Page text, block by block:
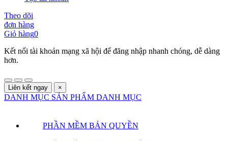
Theo dõi
đơn hàng
Giỏ hàng0
Kết nối tài khoản mạng xã hội để đăng nhập nhanh chóng, dễ dàng
hơn.
Liên kết ngay ×
DANH MỤC SẢN PHẨM DANH MỤC
PHẦN MỀM BẢN QUYỀN